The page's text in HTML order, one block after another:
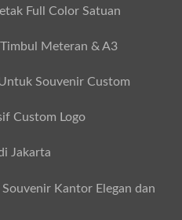
Full Color Satuan
Meteran & A3
Souvenir Custom
Custom Logo
Jakarta
Kantor Elegan dan